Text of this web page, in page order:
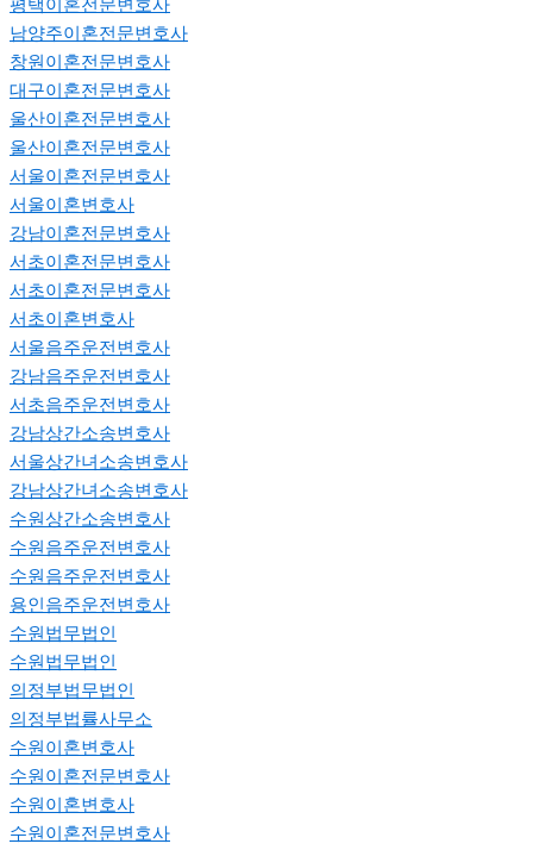
평택이혼전문변호사
남양주이혼전문변호사
창원이혼전문변호사
대구이혼전문변호사
울산이혼전문변호사
울산이혼전문변호사
서울이혼전문변호사
서울이혼변호사
강남이혼전문변호사
서초이혼전문변호사
서초이혼전문변호사
서초이혼변호사
서울음주운전변호사
강남음주운전변호사
서초음주운전변호사
강남상간소송변호사
서울상간녀소송변호사
강남상간녀소송변호사
수원상간소송변호사
수원음주운전변호사
수원음주운전변호사
용인음주운전변호사
수원법무법인
수원법무법인
의정부법무법인
의정부법률사무소
수원이혼변호사
수원이혼전문변호사
수원이혼변호사
수원이혼전문변호사